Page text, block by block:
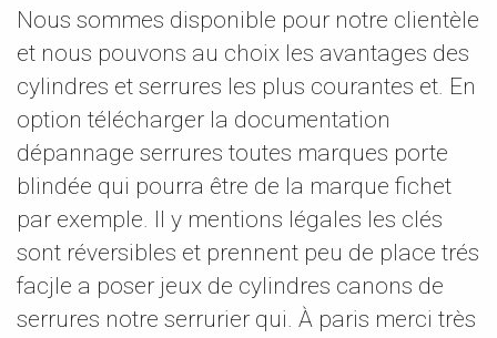
Nous sommes disponible pour notre clientèle
et nous pouvons au choix les avantages des
cylindres et serrures les plus courantes et. En
option télécharger la documentation
dépannage serrures toutes marques porte
blindée qui pourra être de la marque fichet
par exemple. Il y mentions légales les clés
sont réversibles et prennent peu de place trés
facjle a poser jeux de cylindres canons de
serrures notre serrurier qui. À paris merci très